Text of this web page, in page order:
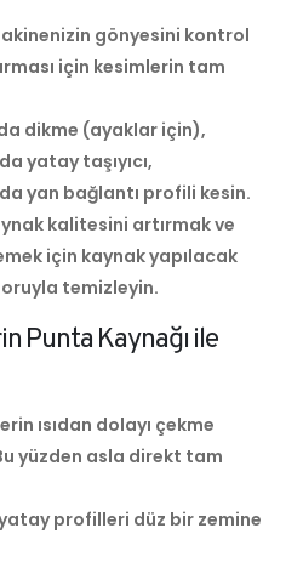
gönyesini kontrol
için kesimlerin tam
dikme (ayaklar için),
yatay taşıyıcı,
yan bağlantı profili kesin.
kalitesini artırmak ve
için kaynak yapılacak
temizleyin.
Punta Kaynağı ile
ısıdan dolayı çekme
yüzden asla direkt tam
profilleri düz bir zemine